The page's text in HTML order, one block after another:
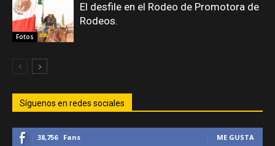
Fotos
El desfile en el Rodeo de Promotora de
Rodeos.
Síguenos en redes sociales
38,756 Fans ME GUSTA